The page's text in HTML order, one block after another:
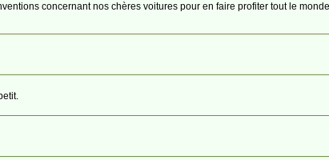
concernant nos chères voitures pour en faire profiter tout le